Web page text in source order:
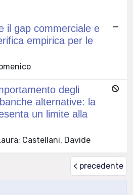
il gap commerciale e
empirica per le
degli
alternative: la
un limite alla
Castellani, Davide
< precedente